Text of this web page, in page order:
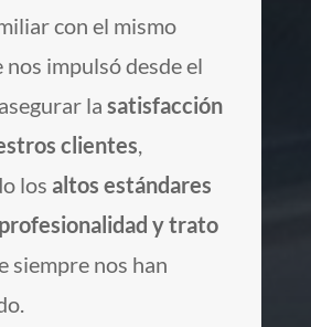
con el mismo
impulsó desde el
lasatisfacción
clientes
los altos estándares
y trato
siempre nos han